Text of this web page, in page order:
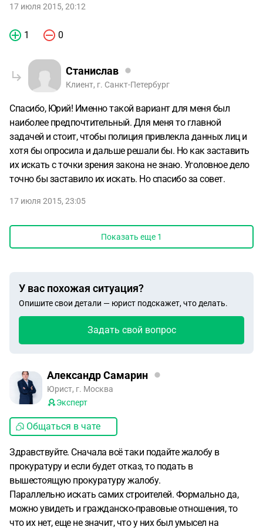
17 июля 2015, 20:12
1 0
Станислав
Клиент, г. Санкт-Петербург
Спасибо, Юрий! Именно такой вариант для меня был
наиболее предпочтительный. Для меня то главной
задачей и стоит, чтобы полиция привлекла данных лиц и
хотя бы опросила и дальше решали бы. Но как заставить
их искать с точки зрения закона не знаю. Уголовное дело
точно бы заставило их искать. Но спасибо за совет.
17 июля 2015, 23:05
Показать еще 1
У вас похожая ситуация?
Опишите свои детали — юрист подскажет, что делать.
Задать свой вопрос
Александр Самарин
Юрист, г. Москва
Эксперт
Общаться в чате
Здравствуйте. Сначала всё таки подайте жалобу в
прокуратуру и если будет отказ, то подать в
вышестоящую прокуратуру жалобу.
Параллельно искать самих строителей. Формально да,
можно увидеть и гражданско-правовые отношения, то
что их нет, еще не значит, что у них был умысел на